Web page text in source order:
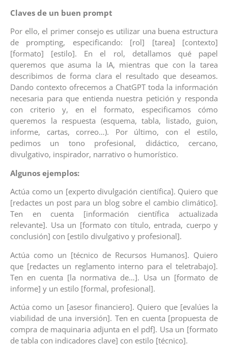
Claves de un buen prompt
Por ello, el primer consejo es utilizar una buena estructura
de prompting, especificando: [rol] [tarea] [contexto]
[formato] [estilo]. En el rol, detallamos qué papel
queremos que asuma la IA, mientras que con la tarea
describimos de forma clara el resultado que deseamos.
Dando contexto ofrecemos a ChatGPT toda la información
necesaria para que entienda nuestra petición y responda
con criterio y, en el formato, especificamos cómo
queremos la respuesta (esquema, tabla, listado, guion,
informe, cartas, correo…). Por último, con el estilo,
pedimos un tono profesional, didáctico, cercano,
divulgativo, inspirador, narrativo o humorístico.
Algunos ejemplos:
Actúa como un [experto divulgación científica]. Quiero que
[redactes un post para un blog sobre el cambio climático].
Ten en cuenta [información científica actualizada
relevante]. Usa un [formato con título, entrada, cuerpo y
conclusión] con [estilo divulgativo y profesional].
Actúa como un [técnico de Recursos Humanos]. Quiero
que [redactes un reglamento interno para el teletrabajo].
Ten en cuenta [la normativa de…]. Usa un [formato de
informe] y un estilo [formal, profesional].
Actúa como un [asesor financiero]. Quiero que [evalúes la
viabilidad de una inversión]. Ten en cuenta [propuesta de
compra de maquinaria adjunta en el pdf]. Usa un [formato
de tabla con indicadores clave] con estilo [técnico].